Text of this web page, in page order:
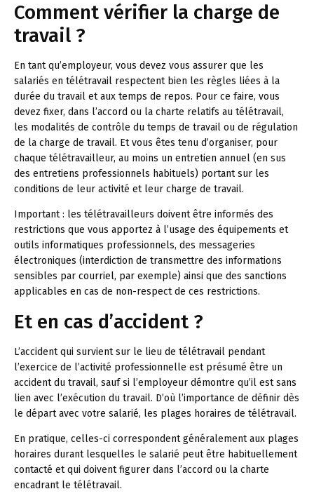
Comment vérifier la charge de
travail ?
En tant qu’employeur, vous devez vous assurer que les
salariés en télétravail respectent bien les règles liées à la
durée du travail et aux temps de repos. Pour ce faire, vous
devez fixer, dans l’accord ou la charte relatifs au télétravail,
les modalités de contrôle du temps de travail ou de régulation
de la charge de travail. Et vous êtes tenu d’organiser, pour
chaque télétravailleur, au moins un entretien annuel (en sus
des entretiens professionnels habituels) portant sur les
conditions de leur activité et leur charge de travail.
Important : les télétravailleurs doivent être informés des
restrictions que vous apportez à l’usage des équipements et
outils informatiques professionnels, des messageries
électroniques (interdiction de transmettre des informations
sensibles par courriel, par exemple) ainsi que des sanctions
applicables en cas de non-respect de ces restrictions.
Et en cas d’accident ?
L’accident qui survient sur le lieu de télétravail pendant
l’exercice de l’activité professionnelle est présumé être un
accident du travail, sauf si l’employeur démontre qu’il est sans
lien avec l’exécution du travail. D’où l’importance de définir dès
le départ avec votre salarié, les plages horaires de télétravail.
En pratique, celles-ci correspondent généralement aux plages
horaires durant lesquelles le salarié peut être habituellement
contacté et qui doivent figurer dans l’accord ou la charte
encadrant le télétravail.